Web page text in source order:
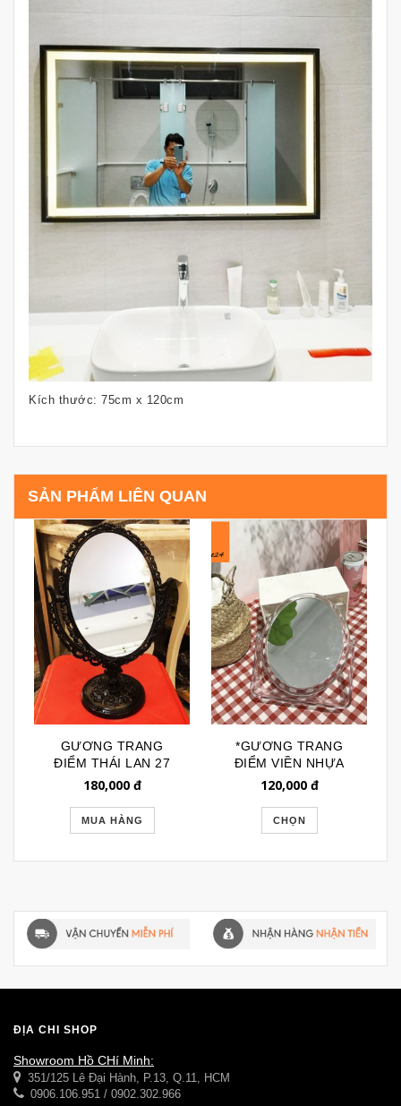
Kích thước: 75cm x 120cm
SẢN PHẨM LIÊN QUAN
GƯƠNG TRANG
ĐIỂM THÁI LAN 27
180,000đ
MUA HÀNG
*GƯƠNG TRANG
ĐIỂM VIỀN NHỰA
TRONG NHẬT BẢN
120,000đ
CHỌN
ĐỊA CHỈ SHOP
Showroom Hồ CHí Minh:
351/125 Lê Đại Hành, P.13, Q.11, HCM
0906.106.951 / 0902.302.966